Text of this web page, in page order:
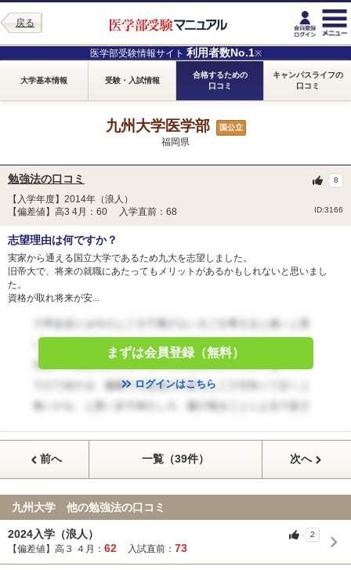
戻る
医学部受験情報サイト 利用者数No.1※
大学基本情報 受験・入試情報
合格するための
口コミ
キャンパスライフの
口コミ
九州大学医学部 国公立
福岡県
勉強法の口コミ
【入学年度】2014年（浪人）
【偏差値】高3 4月：60 入学直前：68
ID:3166
8
志望理由は何ですか？
実家から通える国立大学であるため九大を志望しました。
旧帝大で、将来の就職にあたってもメリットがあるかもしれないと思いまし
た。
資格が取れ将来が安...
まずは会員登録（無料）
ログインはこちら
前へ 一覧（39件） 次へ
九州大学 他の勉強法の口コミ
2024入学（浪人）
【偏差値】高３ ４月： 62 入試直前： 73
2